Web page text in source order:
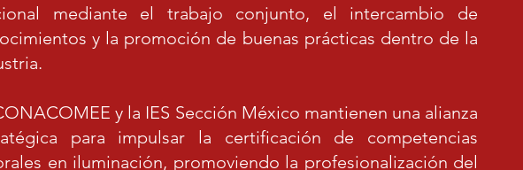
mediante el trabajo conjunto, el intercambio de
y la promoción de buenas prácticas dentro de la
y la IES Sección México mantienen una alianza
para impulsar la certificación de competencias
en iluminación, promoviendo la profesionalización del